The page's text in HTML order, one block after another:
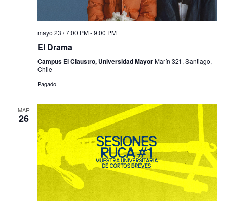
mayo 23 / 7:00 PM-9:00 PM
El Drama
Campus El Claustro, Universidad MayorMarín 321, Santiago,
Chile
Pagado
MAR
26